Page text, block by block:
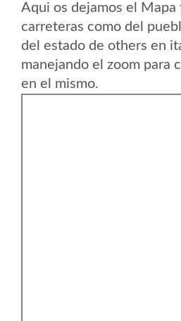
Aqui os dejamos el Mapa
carreteras como del
del estado de others en
manejando el zoom para
en el mismo.